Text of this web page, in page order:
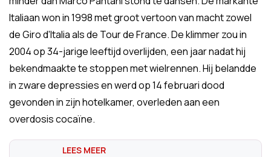
Italiaan won in 1998 met groot vertoon van macht zowel
de Giro d'Italia als de Tour de France. De klimmer zou in
2004 op 34-jarige leeftijd overlijden, een jaar nadat hij
bekendmaakte te stoppen met wielrennen. Hij belandde
in zware depressies en werd op 14 februari dood
gevonden in zijn hotelkamer, overleden aan een
overdosis cocaïne.